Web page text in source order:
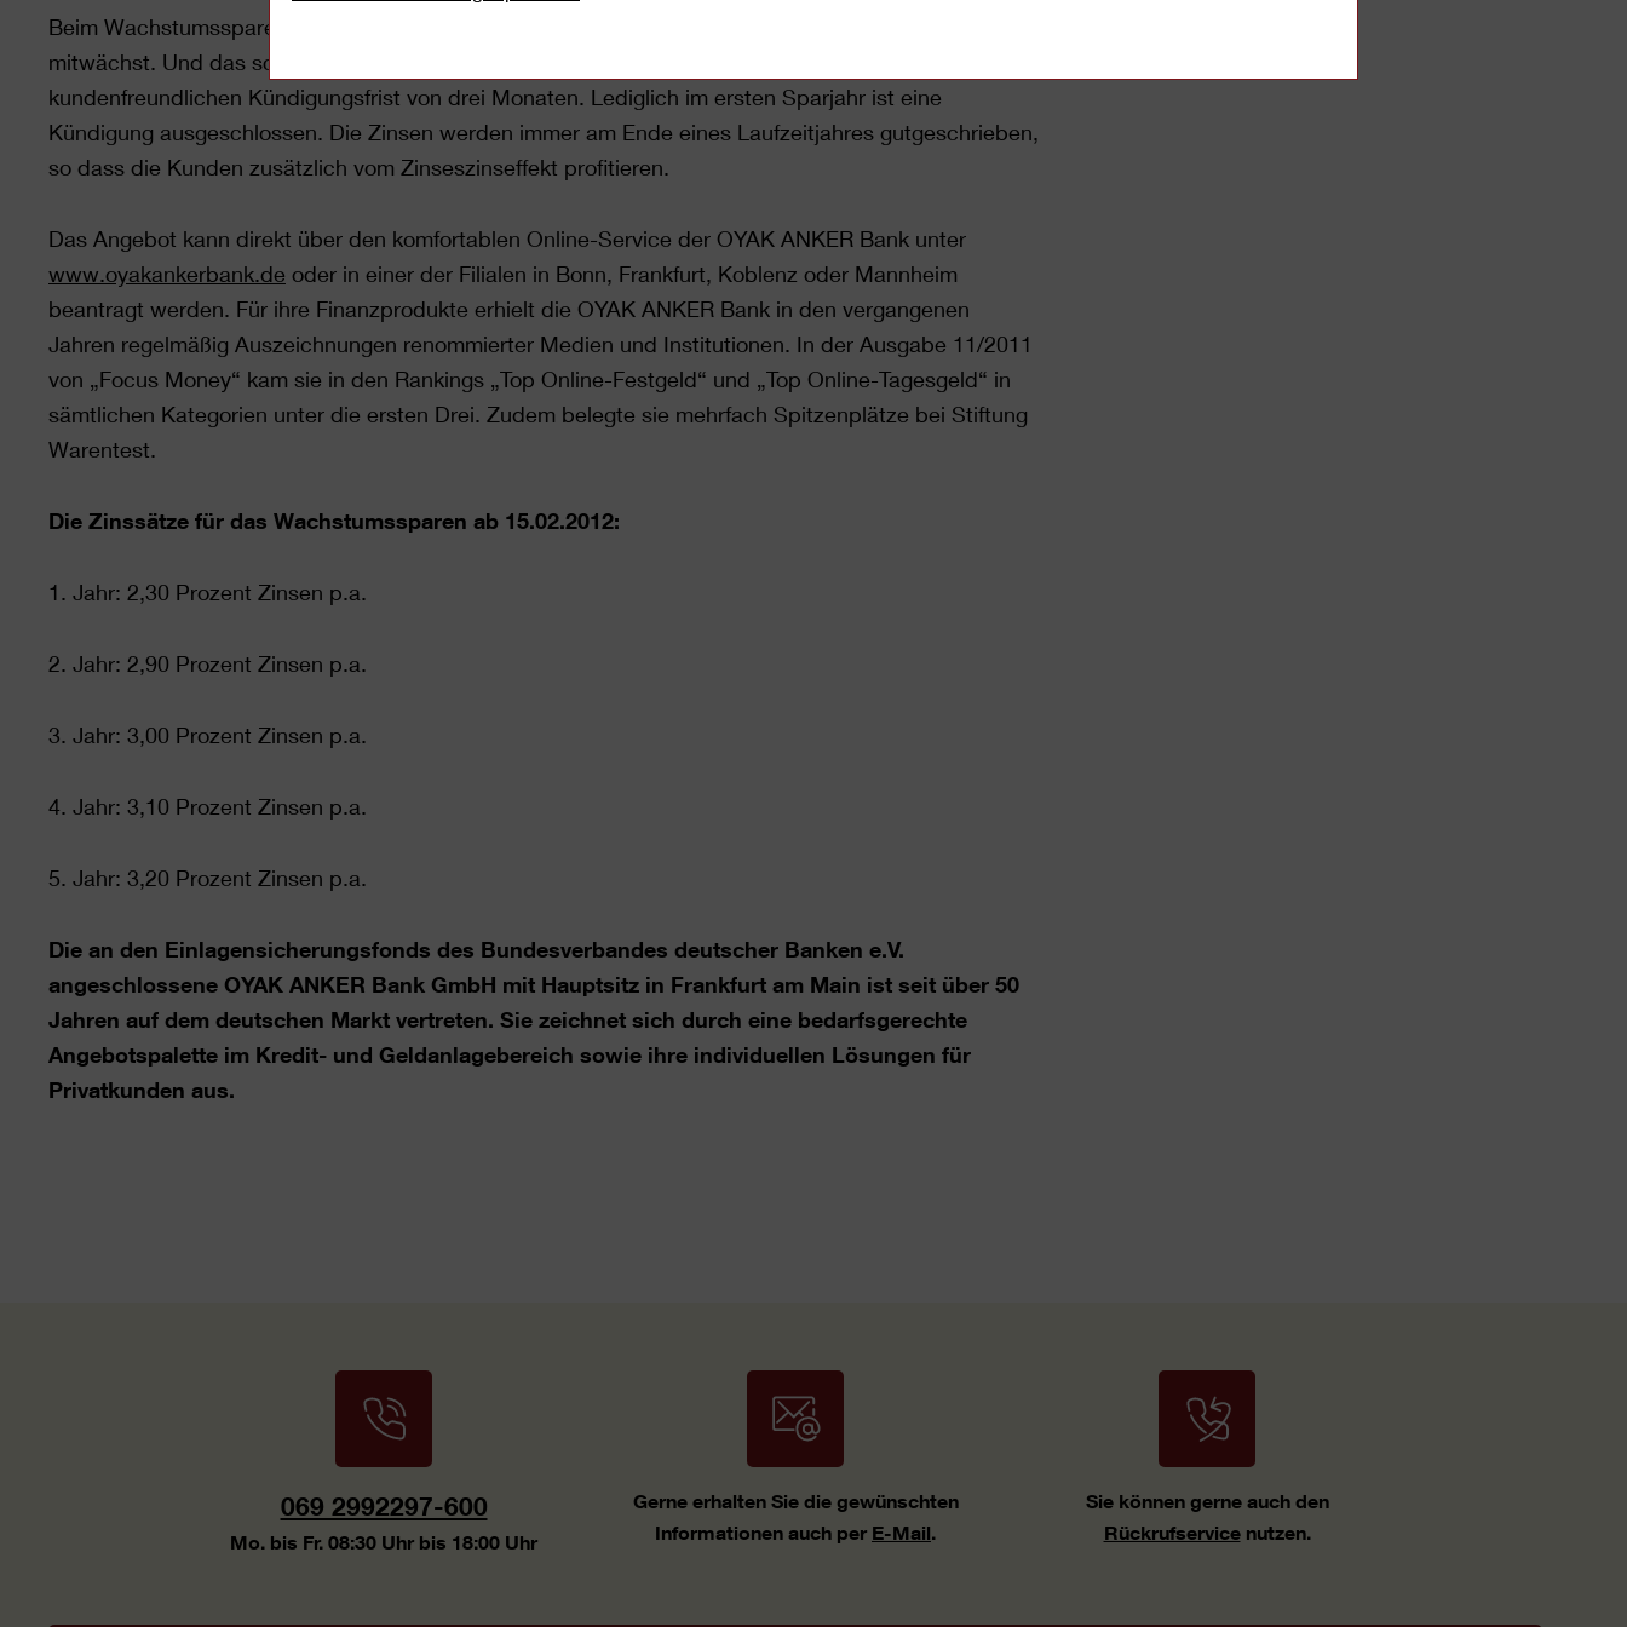
Beim Wachstumssparen können Anleger über fünf Jahre hinweg dabei zuschauen, wie ihr Geld
mitwächst. Und das schon ab einer Mindesteinlage von 2.500 EURO und bei einer
kundenfreundlichen Kündigungsfrist von drei Monaten. Lediglich im ersten Sparjahr ist eine
Kündigung ausgeschlossen. Die Zinsen werden immer am Ende eines Laufzeitjahres gutgeschrieben,
so dass die Kunden zusätzlich vom Zinseszinseffekt profitieren.
Das Angebot kann direkt über den komfortablen Online-Service der OYAK ANKER Bank unter
www.oyakankerbank.de oder in einer der Filialen in Bonn, Frankfurt, Koblenz oder Mannheim
beantragt werden. Für ihre Finanzprodukte erhielt die OYAK ANKER Bank in den vergangenen
Jahren regelmäßig Auszeichnungen renommierter Medien und Institutionen. In der Ausgabe 11/2011
von „Focus Money“ kam sie in den Rankings „Top Online-Festgeld“ und „Top Online-Tagesgeld“ in
sämtlichen Kategorien unter die ersten Drei. Zudem belegte sie mehrfach Spitzenplätze bei Stiftung
Warentest.
Die Zinssätze für das Wachstumssparen ab 15.02.2012:
1. Jahr: 2,30 Prozent Zinsen p.a.
2. Jahr: 2,90 Prozent Zinsen p.a.
3. Jahr: 3,00 Prozent Zinsen p.a.
4. Jahr: 3,10 Prozent Zinsen p.a.
5. Jahr: 3,20 Prozent Zinsen p.a.
Die an den Einlagensicherungsfonds des Bundesverbandes deutscher Banken e.V.
angeschlossene OYAK ANKER Bank GmbH mit Hauptsitz in Frankfurt am Main ist seit über 50
Jahren auf dem deutschen Markt vertreten. Sie zeichnet sich durch eine bedarfsgerechte
Angebotspalette im Kredit- und Geldanlagebereich sowie ihre individuellen Lösungen für
Privatkunden aus.
069 2992297-600
Mo. bis Fr. 08:30 Uhr bis 18:00 Uhr
Gerne erhalten Sie die gewünschten
Informationen auch per E-Mail.
Sie können gerne auch den
Rückrufservicenutzen.